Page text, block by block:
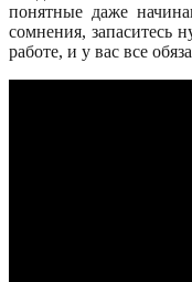
понятные даже
сомнения, запаситесь
работе, и у вас все